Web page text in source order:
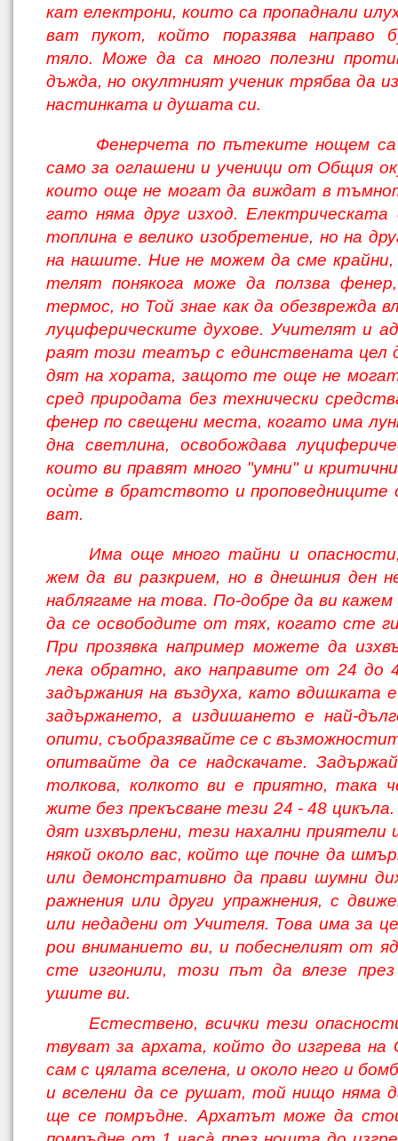
кат електрони, които са пропаднали
ват пукот, който поразява направо
тяло. Може да са много полезни
дъжда, но окултният ученик трябва да
настинката и душата си.
Фенерчета по пътеките нощем
само за оглашени и ученици от Общия
които още не могат да виждат в
гато няма друг изход. Електрическата
топлина е велико изобретение, но на
на нашите. Ние не можем да сме
телят понякога може да ползва
термос, но Той знае как да обезврежда
луциферическите духове. Учителят и
раят този театър с единствената цел
дят на хората, защото те още не
сред природата без технически
фенер по свещени места, когато има
дна светлина, освобождава
които ви правят много "умни" и
осùте в братството и проповедниците
ват.
Има още много тайни и
жем да ви разкрием, но в днешния ден
наблягаме на това. По-добре да ви
да се освободите от тях, когато сте
При прозявка например можете да
лека обратно, ако направите от 24 до
задържания на въздуха, като вдишката
задържането, а издишането е най-
опити, съобразявайте се с
опитвайте да се надскачате.
толкова, колкото ви е приятно, така
жите без прекъсване тези 24 - 48
дят изхвърлени, тези нахални приятели
някой около вас, който ще почне да
или демонстративно да прави шумни
ражнения или други упражнения, с
или недадени от Учителя. Това има за
рои вниманието ви, и побеснелият от
сте изгонили, този път да влезе
ушите ви.
Естествено, всички тези
твуват за архата, който до изгрева на
сам с цялата вселена, и около него и
и вселени да се рушат, той нищо няма
ще се помръдне. Архатът може да